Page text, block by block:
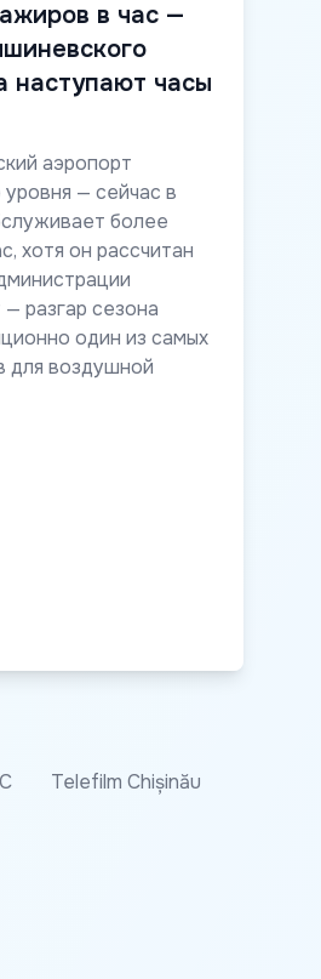
в час —
наступают часы
аэропорт
— сейчас в
более
хотя он рассчитан
разгар сезона
один из самых
для воздушной
Telefilm Chișinău